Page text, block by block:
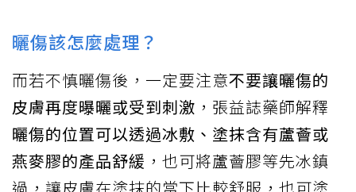
曬傷該怎麼處理？
而若不慎曬傷後，一定要注意不要讓曬傷的
皮膚再度曝曬或受到刺激 ，張益誌藥師解釋
曬傷的位置可以透過冰敷、塗抹含有蘆薈或
燕麥膠的產品舒緩 ，也可將蘆薈膠等先冰鎮